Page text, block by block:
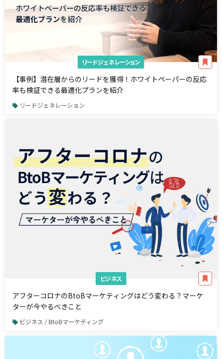
リードジェネレーション
【事例】潜在層からのリードを獲得！ホワイトペーパーの反応
率も検証できる最適化プランを紹介
リードジェネレーション
ビジネス
アフターコロナのBtoBマーケティングはどう変わる？マーケ
ターが今やるべきこと
ビジネス / BtoBマーケティング